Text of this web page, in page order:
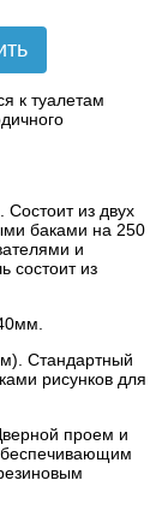
к туалетам
из двух
баками на 250
и
состоит из
Стандартный
рисунков для
проем и